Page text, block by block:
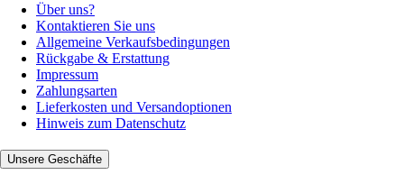
Über uns?
Kontaktieren Sie uns
Allgemeine Verkaufsbedingungen
Rückgabe & Erstattung
Impressum
Zahlungsarten
Lieferkosten und Versandoptionen
Hinweis zum Datenschutz
Unsere Geschäfte